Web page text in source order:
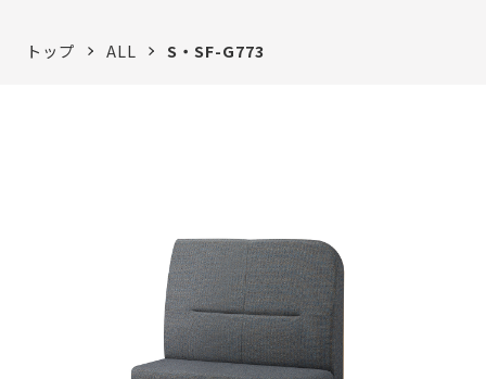
トップ ALL S・SF-G773